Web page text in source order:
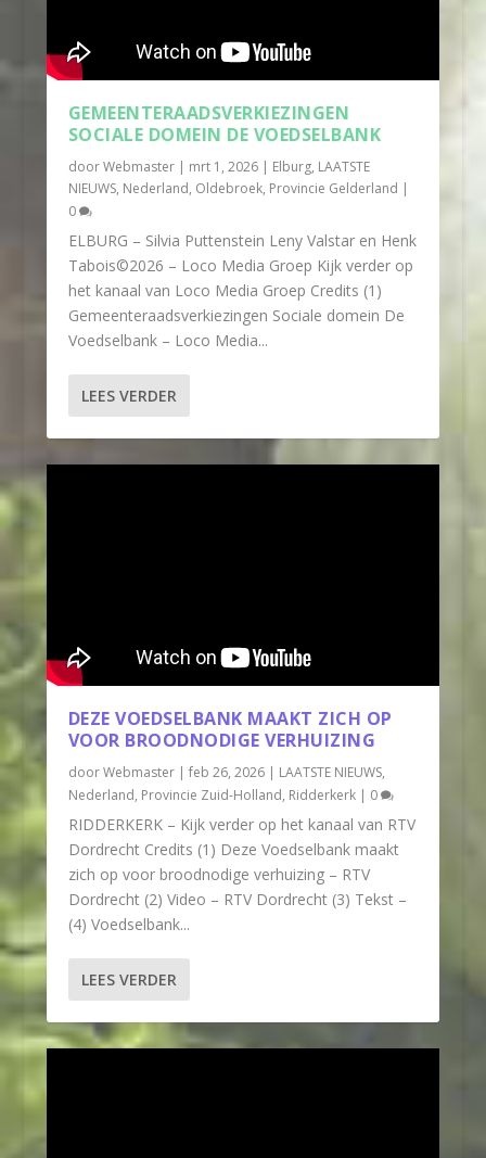
GEMEENTERAADSVERKIEZINGEN
SOCIALE DOMEIN DE VOEDSELBANK
doorWebmaster| mrt 1, 2026| Elburg, LAATSTE
NIEUWS, Nederland, Oldebroek, Provincie Gelderland |
0
ELBURG – Silvia Puttenstein Leny Valstar en Henk
Tabois©2026 – Loco Media Groep Kijk verder op
het kanaal van Loco Media Groep Credits (1)
Gemeenteraadsverkiezingen Sociale domein De
Voedselbank – Loco Media...
LEES VERDER
DEZE VOEDSELBANK MAAKT ZICH OP
VOOR BROODNODIGE VERHUIZING
doorWebmaster| feb 26, 2026| LAATSTE NIEUWS,
Nederland, Provincie Zuid-Holland, Ridderkerk| 0
RIDDERKERK – Kijk verder op het kanaal van RTV
Dordrecht Credits (1) Deze Voedselbank maakt
zich op voor broodnodige verhuizing – RTV
Dordrecht (2) Video – RTV Dordrecht (3) Tekst –
(4) Voedselbank...
LEES VERDER